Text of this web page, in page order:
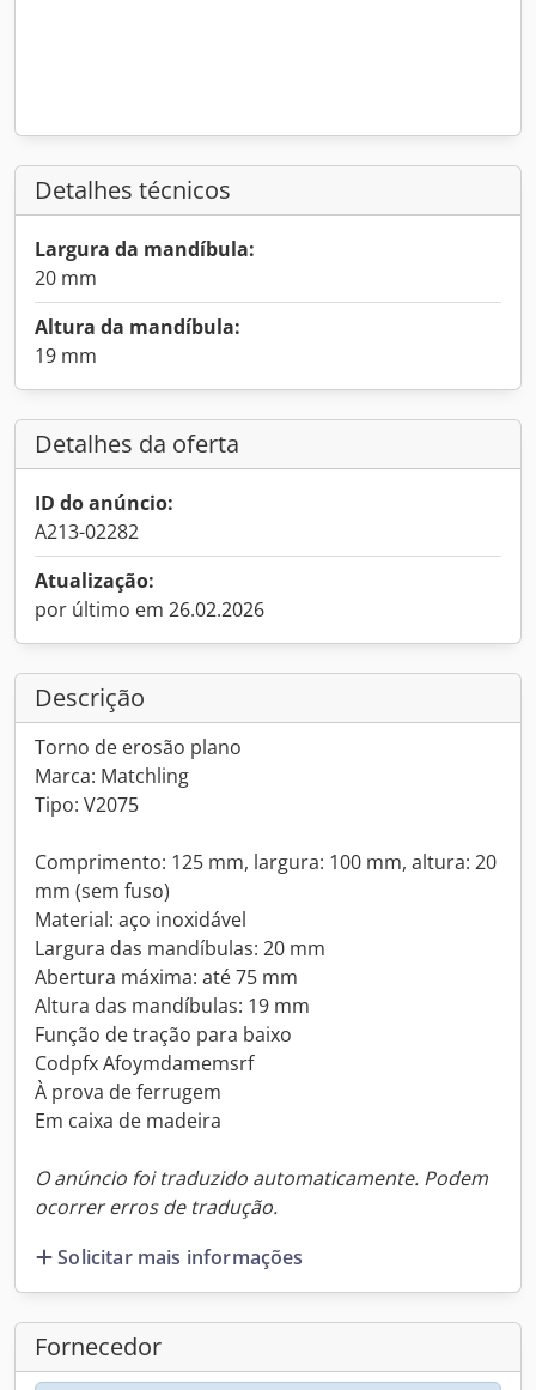
Detalhes técnicos
Largura da mandíbula:
20 mm
Altura da mandíbula:
19 mm
Detalhes da oferta
ID do anúncio:
A213-02282
Atualização:
por último em 26.02.2026
Descrição
Torno de erosão plano
Marca: Matchling
Tipo: V2075
Comprimento: 125 mm, largura: 100 mm, altura: 20
mm (sem fuso)
Material: aço inoxidável
Largura das mandíbulas: 20 mm
Abertura máxima: até 75 mm
Altura das mandíbulas: 19 mm
Função de tração para baixo
Codpfx Afoymdamemsrf
À prova de ferrugem
Em caixa de madeira
O anúncio foi traduzido automaticamente. Podem
ocorrer erros de tradução.
Solicitar mais informações
Fornecedor